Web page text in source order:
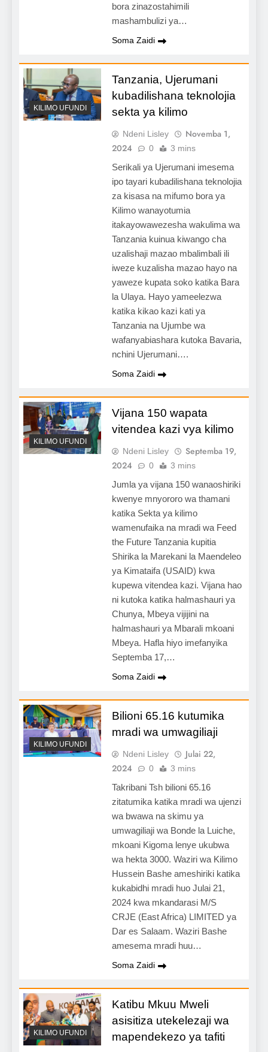
bora zinazostahimili
mashambulizi ya…
Soma Zaidi
KILIMO UFUNDI
Tanzania, Ujerumani
kubadilishana teknolojia
sekta ya kilimo
Ndeni Lisley
Novemba 1,
2024
0 3 mins
Serikali ya Ujerumani imesema
ipo tayari kubadilishana teknolojia
za kisasa na mifumo bora ya
Kilimo wanayotumia
itakayowawezesha wakulima wa
Tanzania kuinua kiwango cha
uzalishaji mazao mbalimbali ili
iweze kuzalisha mazao hayo na
yaweze kupata soko katika Bara
la Ulaya. Hayo yameelezwa
katika kikao kazi kati ya
Tanzania na Ujumbe wa
wafanyabiashara kutoka Bavaria,
nchini Ujerumani….
Soma Zaidi
KILIMO UFUNDI
Vijana 150 wapata
vitendea kazi vya kilimo
Ndeni Lisley
Septemba 19,
2024
0 3 mins
Jumla ya vijana 150 wanaoshiriki
kwenye mnyororo wa thamani
katika Sekta ya kilimo
wamenufaika na mradi wa Feed
the Future Tanzania kupitia
Shirika la Marekani la Maendeleo
ya Kimataifa (USAID) kwa
kupewa vitendea kazi. Vijana hao
ni kutoka katika halmashauri ya
Chunya, Mbeya vijijini na
halmashauri ya Mbarali mkoani
Mbeya. Hafla hiyo imefanyika
Septemba 17,…
Soma Zaidi
KILIMO UFUNDI
Bilioni 65.16 kutumika
mradi wa umwagiliaji
Ndeni Lisley
Julai 22,
2024
0 3 mins
Takribani Tsh bilioni 65.16
zitatumika katika mradi wa ujenzi
wa bwawa na skimu ya
umwagiliaji wa Bonde la Luiche,
mkoani Kigoma lenye ukubwa
wa hekta 3000. Waziri wa Kilimo
Hussein Bashe ameshiriki katika
kukabidhi mradi huo Julai 21,
2024 kwa mkandarasi M/S
CRJE (East Africa) LIMITED ya
Dar es Salaam. Waziri Bashe
amesema mradi huu…
Soma Zaidi
KILIMO UFUNDI
Katibu Mkuu Mweli
asisitiza utekelezaji wa
mapendekezo ya tafiti